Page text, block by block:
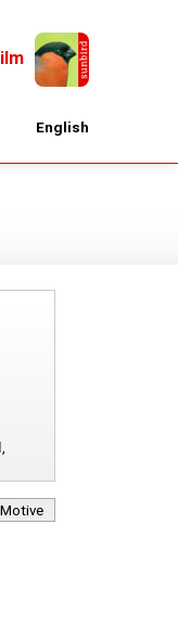
English
,